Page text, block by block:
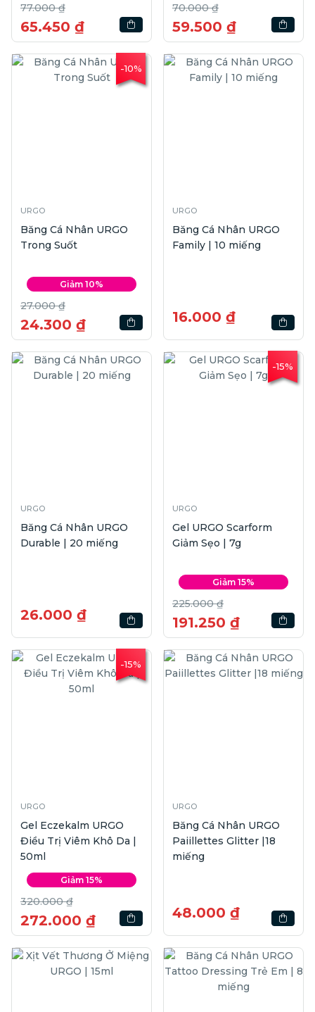
77.000 ₫
65.450 ₫
70.000 ₫
59.500 ₫
-10%
URGO
Băng Cá Nhân URGO
Trong Suốt
Giảm 10%
27.000 ₫
24.300 ₫
URGO
Băng Cá Nhân URGO
Family | 10 miếng
16.000 ₫
URGO
Băng Cá Nhân URGO
Durable | 20 miếng
26.000 ₫
-15%
URGO
Gel URGO Scarform
Giảm Sẹo | 7g
Giảm 15%
225.000 ₫
191.250 ₫
-15%
URGO
Gel Eczekalm URGO
Điều Trị Viêm Khô Da |
50ml
Giảm 15%
320.000 ₫
272.000 ₫
URGO
Băng Cá Nhân URGO
Paiillettes Glitter |18
miếng
48.000 ₫